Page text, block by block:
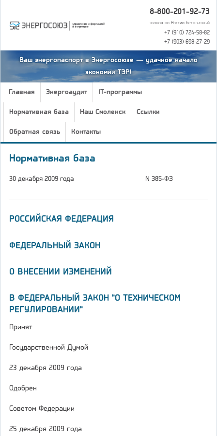
8-800-201-92-73
звонок по России бесплатный
+7 (910) 724-58-82
+7 (903) 698-27-29
Ваш энергопаспорт в Энергосоюзе — удачное начало
экономии ТЭР!
Главная Энергоаудит IT-программы
Нормативная база Наш Смоленск Ссылки
Обратная связь Контакты
Нормативная база
30 декабря 2009 года N 385-ФЗ
РОССИЙСКАЯ ФЕДЕРАЦИЯ
ФЕДЕРАЛЬНЫЙ ЗАКОН
О ВНЕСЕНИИ ИЗМЕНЕНИЙ
В ФЕДЕРАЛЬНЫЙ ЗАКОН "О ТЕХНИЧЕСКОМ
РЕГУЛИРОВАНИИ"
Принят
Государственной Думой
23 декабря 2009 года
Одобрен
Советом Федерации
25 декабря 2009 года